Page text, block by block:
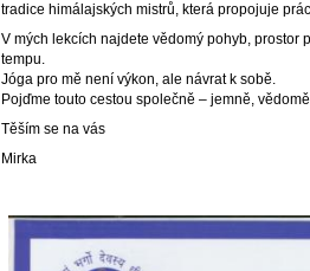
tradice himálajských mistrů, která propojuje
V mých lekcích najdete vědomý pohyb, prostor
tempu.
Jóga pro mě není výkon, ale návrat k sobě.
Pojďme touto cestou společně – jemně,
Těším se na vás
Mirka